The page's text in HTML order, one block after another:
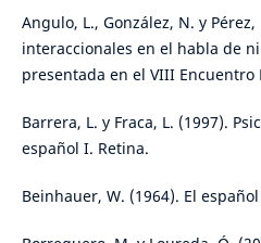
Angulo, L., González, N. y
interaccionales en el habla de
presentada en el VIII
Barrera, L. y Fraca, L. (1997).
español I. Retina.
Beinhauer, W. (1964). El